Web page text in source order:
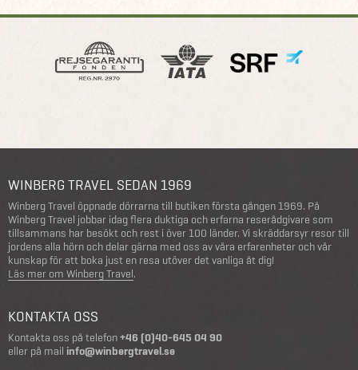
WINBERG TRAVEL SEDAN 1969
Winberg Travel öppnade dörrarna till butiken första gången 1969. På
Winberg Travel jobbar idag flera duktiga och erfarna reserådgivare som
tillsammans har besökt och rest i över 100 länder. Vi skräddarsyr resor till
jordens alla hörn och delar gärna med oss av våra erfarenheter och vår
kunskap för att boka just en resa utöver det vanliga åt dig!
Läs mer om Winberg Travel.
KONTAKTA OSS
Kontakta oss på telefon+46 (0)40-645 04 90
eller på mail info@winbergtravel.se